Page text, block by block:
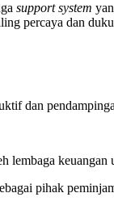
support system
percaya dan
dan
lembaga
pihak